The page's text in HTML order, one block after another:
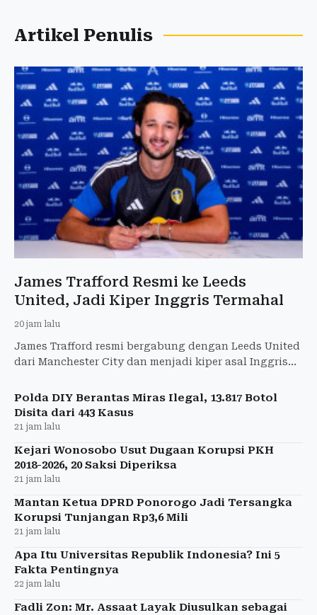
Artikel Penulis
James Trafford Resmi ke Leeds
United, Jadi Kiper Inggris Termahal
20 jam lalu
James Trafford resmi bergabung dengan Leeds United
dari Manchester City dan menjadi kiper asal Inggris
Polda DIY Berantas Miras Ilegal, 13.817 Botol
Disita dari 443 Kasus
21 jam lalu
Kejari Wonosobo Usut Dugaan Korupsi PKH
2018-2026, 20 Saksi Diperiksa
21 jam lalu
Mantan Ketua DPRD Ponorogo Jadi Tersangka
Korupsi Tunjangan Rp3,6 Mili
21 jam lalu
Apa Itu Universitas Republik Indonesia? Ini 5
Fakta Pentingnya
22 jam lalu
Fadli Zon: Mr. Assaat Layak Diusulkan sebagai